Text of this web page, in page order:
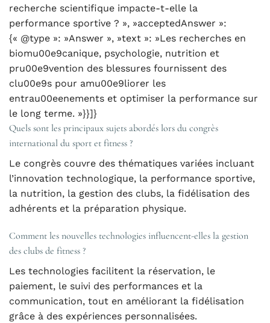
recherche scientifique impacte-t-elle la
performance sportive ? », »acceptedAnswer »:
{« @type »: »Answer », »text »: »Les recherches en
biomu00e9canique, psychologie, nutrition et
pru00e9vention des blessures fournissent des
clu00e9s pour amu00e9liorer les
entrau00eenements et optimiser la performance sur
le long terme. »}}]}
Quels sont les principaux sujets abordés lors du congrès
international du sport et fitness ?
Le congrès couvre des thématiques variées incluant
l’innovation technologique, la performance sportive,
la nutrition, la gestion des clubs, la fidélisation des
adhérents et la préparation physique.
Comment les nouvelles technologies influencent-elles la gestion
des clubs de fitness ?
Les technologies facilitent la réservation, le
paiement, le suivi des performances et la
communication, tout en améliorant la fidélisation
grâce à des expériences personnalisées.